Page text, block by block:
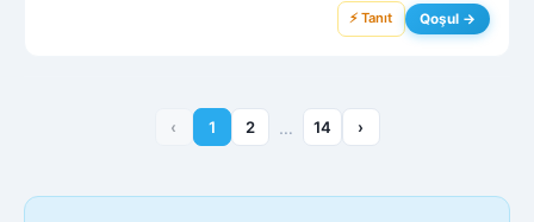
⚡ Tanıt Qoşul →
‹ 1 2 … 14 ›